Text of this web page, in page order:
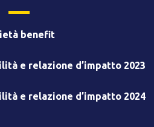
benefit
e relazione d’impatto 2023
e relazione d’impatto 2024